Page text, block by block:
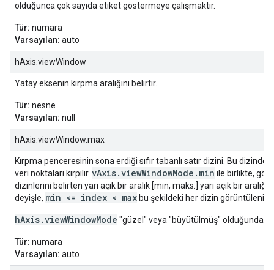
olduğunca çok sayıda etiket göstermeye çalışmaktır.
Tür: numara
Varsayılan: auto
hAxis.viewWindow
Yatay eksenin kırpma aralığını belirtir.
Tür: nesne
Varsayılan: null
hAxis.viewWindow.max
Kırpma penceresinin sona erdiği sıfır tabanlı satır dizini. Bu
veri noktaları kırpılır. vAxis.viewWindowMode.min ile birlikte,
dizinlerini belirten yarı açık bir aralık [min, maks.] yarı açık bir aralığı
deyişle, min <= index < max bu şekildeki her dizin görüntülenir.
hAxis.viewWindowMode "güzel" veya "büyütülmüş" olduğunda
Tür: numara
Varsayılan: auto